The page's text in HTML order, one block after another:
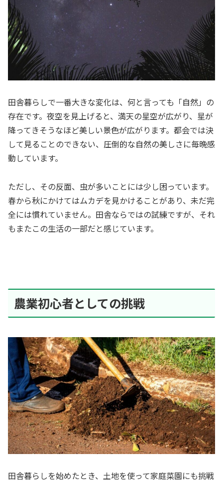
田舎暮らしで一番大きな変化は、何と言っても「自然」の
存在です。夜空を見上げると、満天の星空が広がり、星が
降ってきそうなほど美しい景色が広がります。都会では決
して見ることのできない、圧倒的な自然の美しさに毎晩感
動しています。
ただし、その反面、虫が多いことには少し困っています。
春から秋にかけてはムカデを見かけることがあり、未だ完
全には慣れていません。田舎ならではの試練ですが、それ
もまたこの生活の一部だと感じています。
農業初心者としての挑戦
田舎暮らしを始めたとき、土地を使って家庭菜園にも挑戦